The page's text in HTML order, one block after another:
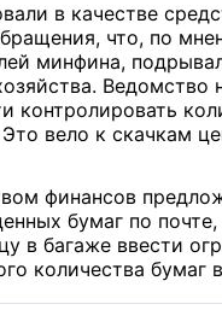
в качестве
что, по
минфина,
Ведомство
контролировать
вело к скачкам
финансов
бумаг по
в багаже ввести
количества бумаг